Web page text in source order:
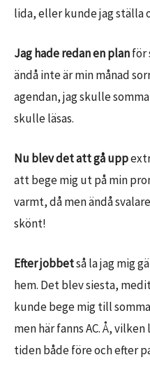
lida, eller kunde jag ställa
Jag hade redan en planför
ändå inte är min månad
agendan, jag skulle
skulle läsas.
Nu blev det att gå upp
att bege mig ut på min
varmt, då men ändå
skönt!
Efter jobbetså la jag mig
hem. Det blev siesta,
kunde bege mig till
men här fanns AC. Å,
tiden både före och efter